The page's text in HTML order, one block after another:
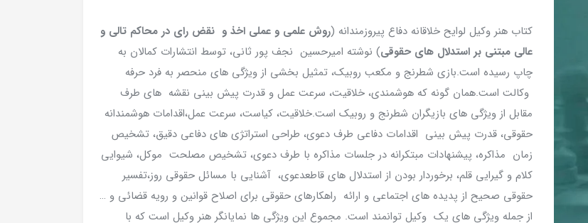
کتاب هنر وکیل لوایح خلاقانه دفاع پیروزمندانه (روش علمی و عملی اخذ و نقض رای در محاکم تالی و
عالی مبتنی بر استدلال های حقوقی) نوشته امیرحسین نجف پور ثانی، توسط انتشارات کمالان به
چاپ رسیده است.بازی شطرنج و مکعب روبیک، تمثیل بخشی از ویژگی های منحصر به فرد حرفه
وکالت است.همان گونه که هوشمندی، خلاقیت، سرعت عمل و قدرت پیش بینی نقشه های طرف
مقابل از ویژگی های بازیگران شطرنج و روبیک است.خلاقیت، کیاست، سرعت عمل،اقدامات هوشمندانه
حقوقی، قدرت پیش بینی اقدامات دفاعی طرف دعوی، طراحی استراتژی های دفاعی دقیق، تشخیص
زمان مذاکره، پیشنهادات مبتکرانه در جلسات مذاکره با طرف دعوی، تشخیص مصلحت موکل، شیوایی
کلام و گیرایی قلم، برخوردار بودن از استدلال های قاطعدعوی، آشنایی با مسائل حقوقی روز،تفسیر
حقوقی صحیح از پدیده های اجتماعی و ارائه راهکارهای حقوقی برای اصلاح قوانین و رویه قضائی و …
از جمله ویژگی های یک وکیل توانمند است. مجموع این ویژگی ها نمایانگر هنر وکیل است که با